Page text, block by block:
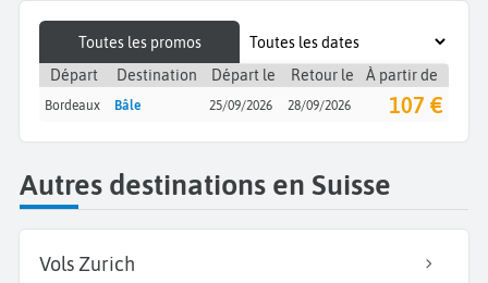
Toutes les promos
Départ
Destination Départ le Retour le À partir de
Bordeaux Bâle 25/09/2026 28/09/2026 107 €
Autres destinations en Suisse
Vols Zurich